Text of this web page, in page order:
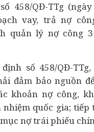
458/QĐ-TTg
vay, trả nợ
quản lý nợ công
số 458/QĐ-
đảm bảo nguồn
khoản nợ công,
nhiệm quốc gia;
nợ trái phiếu